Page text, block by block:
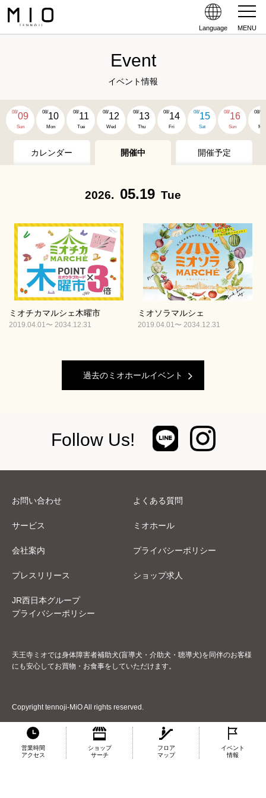
Language MENU
Event
イベント情報
08/09
Sun
08/10
Mon
08/11
Tue
08/12
Wed
08/13
Thu
08/14
Fri
08/15
Sat
08/16
Sun
08/
カレンダー 開催中 開催予定
2026. 05.19 Tue
ミオチカマルシェ木曜市
2019.04.01〜 2034.12.31
ミオソラマルシェ
2019.04.01〜 2034.12.31
過去のミオホールイベント
Follow Us!
営業時間
アクセス
ショップ
サーチ
フロア
マップ
イベント
情報
お問い合わせ よくある質問
サービス ミオホール
会社案内 プライバシーポリシー
プレスリリース ショップ求人
JR西日本グループ
プライバシーポリシー
天王寺ミオでは身体障害者補助犬(盲導犬・介助犬・聴導犬)を同伴のお客様
にも安心してお買物・お食事をしていただけます。
Copyright tennoji-MiO All rights reserved.